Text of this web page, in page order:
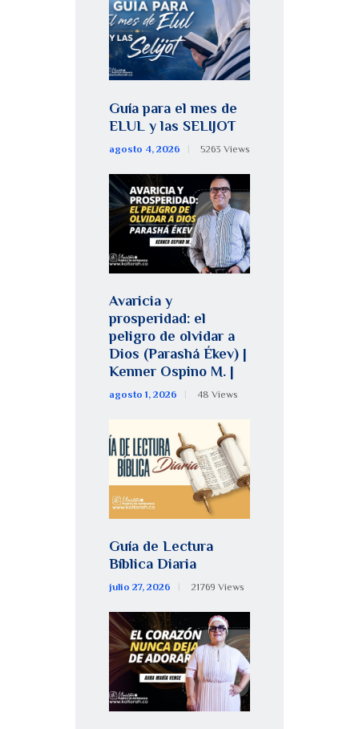
Guía para el mes de
ELUL y las SELIJOT
agosto 4, 2026 5263 Views
Avaricia y
prosperidad: el
peligro de olvidar a
Dios (Parashá Ékev) |
Kenner Ospino M. |
agosto 1, 2026 48 Views
Guía de Lectura
Bíblica Diaria
julio 27, 2026 21769 Views